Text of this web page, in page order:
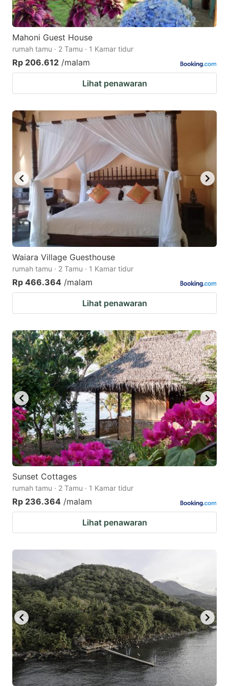
Mahoni Guest House
rumah tamu · 2 Tamu · 1 Kamar tidur
Rp 206.612 /malam
Lihat penawaran
Waiara Village Guesthouse
rumah tamu · 2 Tamu · 1 Kamar tidur
Rp 466.364 /malam
Lihat penawaran
Sunset Cottages
rumah tamu · 2 Tamu · 1 Kamar tidur
Rp 236.364 /malam
Lihat penawaran